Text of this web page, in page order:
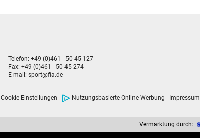
Telefon: +49 (0)461 - 50 45 127
Fax: +49 (0)461 - 50 45 274
E-mail: sport@fla.de
Cookie-Einstellungen| Nutzungsbasierte Online-Werbung | Impressum
Vermarktung durch: